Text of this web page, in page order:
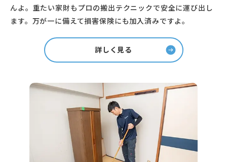
んよ。重たい家財もプロの搬出テクニックで安全に運び出し
ます。万が一に備えて損害保険にも加入済みですよ。
詳しく見る